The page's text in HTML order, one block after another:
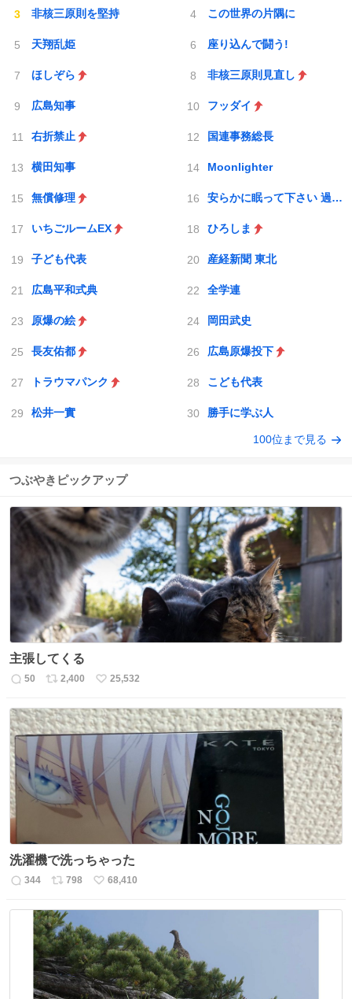
非核三原則を堅持 この世界の片隅に
天翔乱姫 座り込んで闘う!
ほしぞら 非核三原則見直し
広島知事 フッダイ
右折禁止 国連事務総長
横田知事 Moonlighter
無償修理 安らかに眠って下さい 過ちは繰返しませぬから
いちごルームEX ひろしま
子ども代表 産経新聞 東北
広島平和式典 全学連
原爆の絵 岡田武史
長友佑都 広島原爆投下
トラウマパンク こども代表
松井一實 勝手に学ぶ人
100位まで見る
つぶやきピックアップ
主張してくる
返
数
50
リ
ス
ト
数
2,400
い
ね
数
25,532
洗濯機で洗っちゃった
返
344
リ
ス
ト
数
798
い
数
68,410